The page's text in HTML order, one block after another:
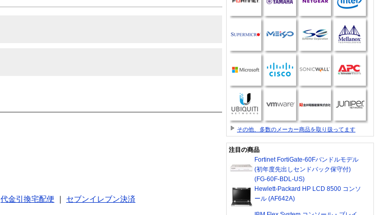
代金引換宅配便
セブンイレブン決済
その他、多数のメーカー商品を取り扱ってます
注目の商品
Fortinet FortiGate-60Fバンドルモデル
(初年度先出しセンドバック保守付)
(FG-60F-BDL-US)
Hewlett-Packard HP LCD 8500 コンソ
ール (AF642A)